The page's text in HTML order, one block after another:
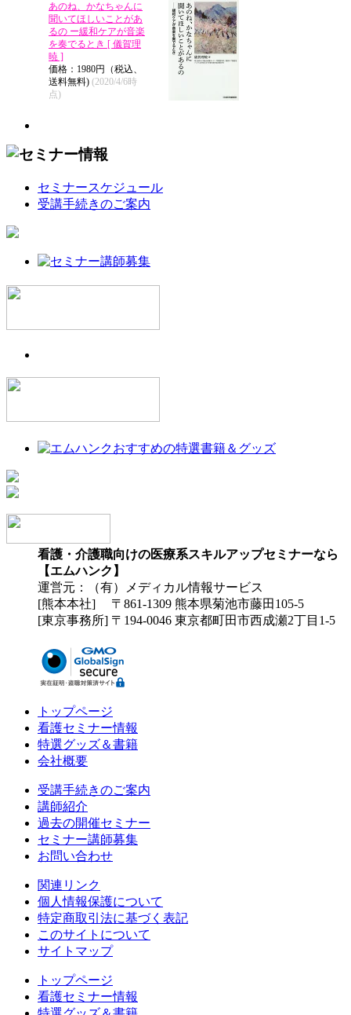
あのね、かなちゃんに
聞いてほしいことがあ
るの ー緩和ケアが音楽
を奏でるとき [ 儀賀理
暁 ]
価格：1980円（税込、
送料無料) (2020/4/6時
点)
セミナースケジュール
受講手続きのご案内
看護・介護職向けの医療系スキルアップセミナーなら
【エムハンク】
運営元：（有）メディカル情報サービス
[熊本本社] 〒861-1309 熊本県菊池市藤田105-5
[東京事務所] 〒194-0046 東京都町田市西成瀬2丁目1-5
トップページ
看護セミナー情報
特選グッズ＆書籍
会社概要
受講手続きのご案内
講師紹介
過去の開催セミナー
セミナー講師募集
お問い合わせ
関連リンク
個人情報保護について
特定商取引法に基づく表記
このサイトについて
サイトマップ
トップページ
看護セミナー情報